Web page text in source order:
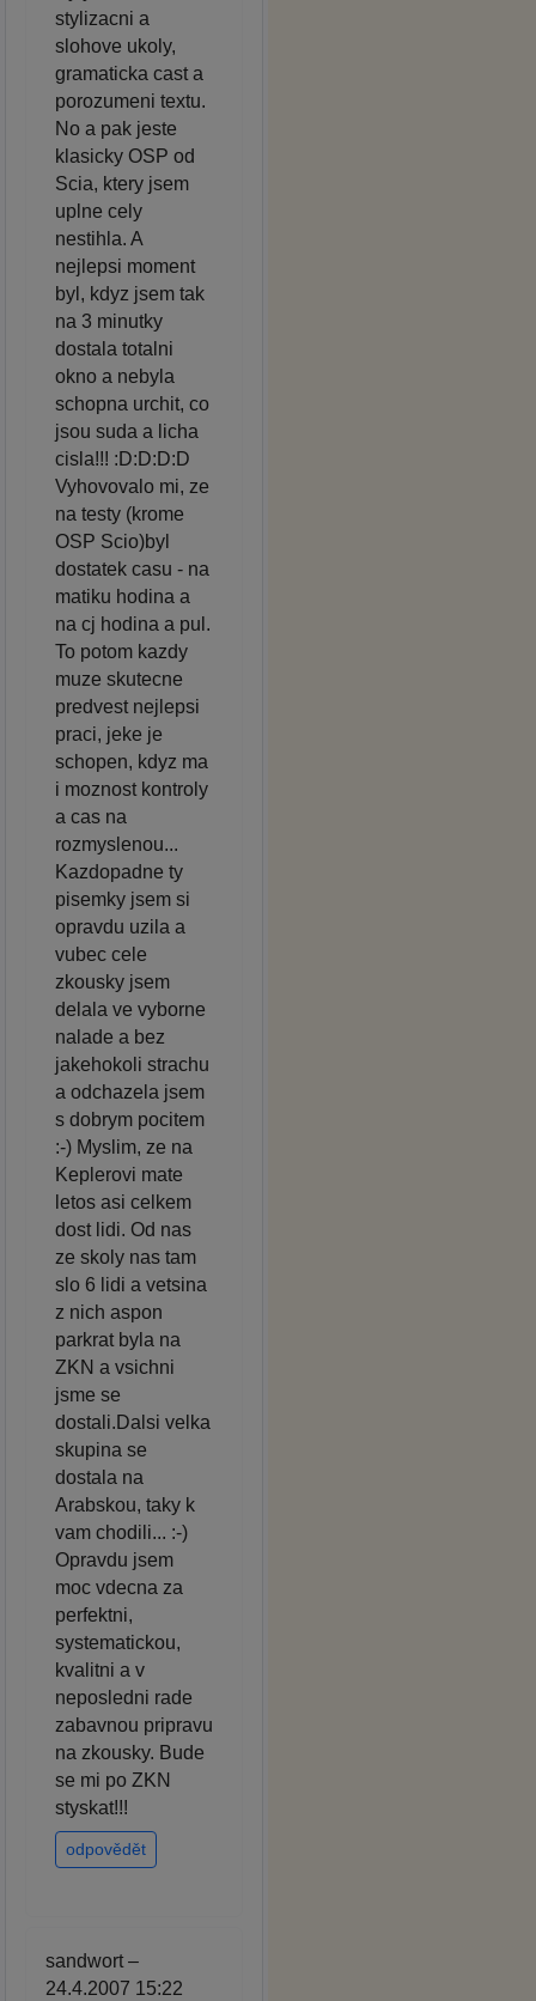
stylizacni a
slohove ukoly,
gramaticka cast a
porozumeni textu.
No a pak jeste
klasicky OSP od
Scia, ktery jsem
uplne cely
nestihla. A
nejlepsi moment
byl, kdyz jsem tak
na 3 minutky
dostala totalni
okno a nebyla
schopna urchit, co
jsou suda a licha
cisla!!! :D:D:D:D
Vyhovovalo mi, ze
na testy (krome
OSP Scio)byl
dostatek casu - na
matiku hodina a
na cj hodina a pul.
To potom kazdy
muze skutecne
predvest nejlepsi
praci, jeke je
schopen, kdyz ma
i moznost kontroly
a cas na
rozmyslenou...
Kazdopadne ty
pisemky jsem si
opravdu uzila a
vubec cele
zkousky jsem
delala ve vyborne
nalade a bez
jakehokoli strachu
a odchazela jsem
s dobrym pocitem
:-) Myslim, ze na
Keplerovi mate
letos asi celkem
dost lidi. Od nas
ze skoly nas tam
slo 6 lidi a vetsina
z nich aspon
parkrat byla na
ZKN a vsichni
jsme se
dostali.Dalsi velka
skupina se
dostala na
Arabskou, taky k
vam chodili... :-)
Opravdu jsem
moc vdecna za
perfektni,
systematickou,
kvalitni a v
neposledni rade
zabavnou pripravu
na zkousky. Bude
se mi po ZKN
styskat!!!
odpovědět
sandwort –
24.4.2007 15:22